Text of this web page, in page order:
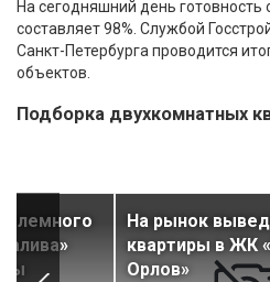
На сегодняшний день готовность
составляет 98%. Службой
Санкт-Петербурга проводится
объектов.
Подборка двухкомнатных
На рынок
квартиры в ЖК
Орлов»